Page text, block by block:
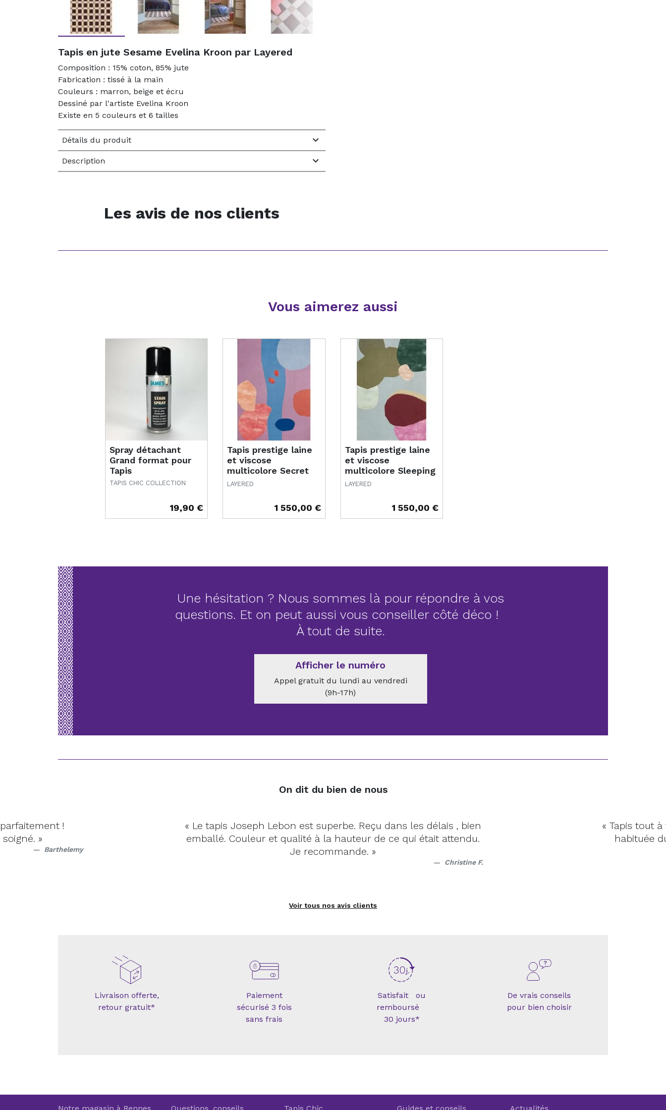
Tapis en jute Sesame Evelina Kroon par Layered
Composition : 15% coton, 85% jute
Fabrication : tissé à la main
Couleurs : marron, beige et écru
Dessiné par l'artiste Evelina Kroon
Existe en 5 couleurs et 6 tailles
Détails du produit 
Description 
Les avis de nos clients
Vous aimerez aussi
Spray détachant
Grand format pour
Tapis
TAPIS CHIC COLLECTION
19,90 €
Tapis prestige laine
et viscose
multicolore Secret
Garden
LAYERED
1 550,00 €
Tapis prestige laine
et viscose
multicolore Sleeping
Flower
LAYERED
1 550,00 €
Une hésitation ? Nous sommes là pour répondre à vos
questions. Et on peut aussi vous conseiller côté déco !
À tout de suite.
Afficher le numéro
Appel gratuit du lundi au vendredi
(9h-17h)
On dit du bien de nous
!
»
Barthelemy
« Le tapis Joseph Lebon est superbe. Reçu dans les délais , bien
emballé. Couleur et qualité à la hauteur de ce qui était attendu.
Je recommande. »
Christine F.
« Tapis tout
habituée
Voir tous nos avis clients
Livraison offerte,
retour gratuit*
Paiement
sécurisé 3 fois
sans frais
Satisfait ou
remboursé
30 jours*
De vrais conseils
pour bien choisir